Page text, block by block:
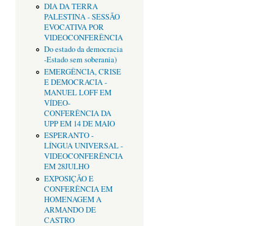
DIA DA TERRA
PALESTINA - SESSÃO
EVOCATIVA POR
VIDEOCONFERÊNCIA
Do estado da democracia
-Estado sem soberania)
EMERGÊNCIA, CRISE
E DEMOCRACIA -
MANUEL LOFF EM
VÍDEO-
CONFERÊNCIA DA
UPP EM 14 DE MAIO
ESPERANTO -
LÍNGUA UNIVERSAL -
VIDEOCONFERÊNCIA
EM 28JULHO
EXPOSIÇÃO E
CONFERÊNCIA EM
HOMENAGEM A
ARMANDO DE
CASTRO